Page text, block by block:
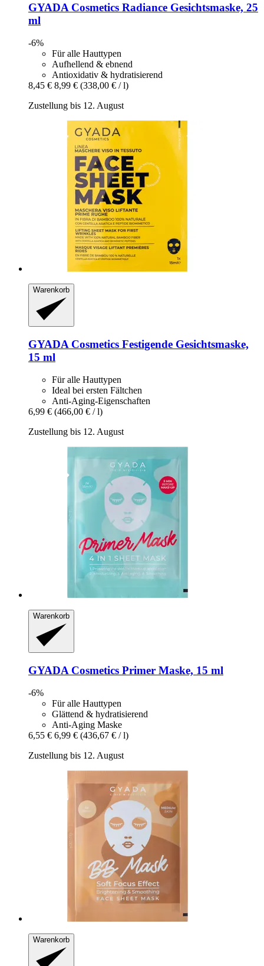
GYADA Cosmetics Radiance Gesichtsmaske, 25
ml
-6%
Für alle Hauttypen
Aufhellend & ebnend
Antioxidativ & hydratisierend
8,45 € 8,99 € (338,00 € / l)
Zustellung bis 12. August
Warenkorb
GYADA Cosmetics Festigende Gesichtsmaske,
15 ml
Für alle Hauttypen
Ideal bei ersten Fältchen
Anti-Aging-Eigenschaften
6,99 € (466,00 € / l)
Zustellung bis 12. August
Warenkorb
GYADA Cosmetics Primer Maske, 15 ml
-6%
Für alle Hauttypen
Glättend & hydratisierend
Anti-Aging Maske
6,55 € 6,99 € (436,67 € / l)
Zustellung bis 12. August
Warenkorb